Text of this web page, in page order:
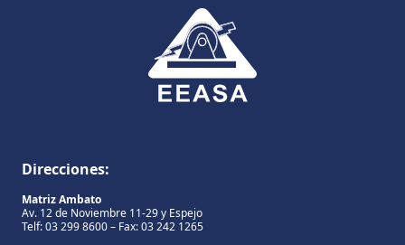
Direcciones:
Matriz Ambato
Av. 12 de Noviembre 11-29 y Espejo
Telf: 03 299 8600 – Fax: 03 242 1265